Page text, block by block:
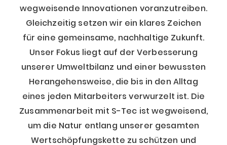
wegweisende Innovationen voranzutreiben.
Gleichzeitig setzen wir ein klares Zeichen
für eine gemeinsame, nachhaltige Zukunft.
Unser Fokus liegt auf der Verbesserung
unserer Umweltbilanz und einer bewussten
Herangehensweise, die bis in den Alltag
eines jeden Mitarbeiters verwurzelt ist. Die
Zusammenarbeit mit S-Tec ist wegweisend,
um die Natur entlang unserer gesamten
Wertschöpfungskette zu schützen und